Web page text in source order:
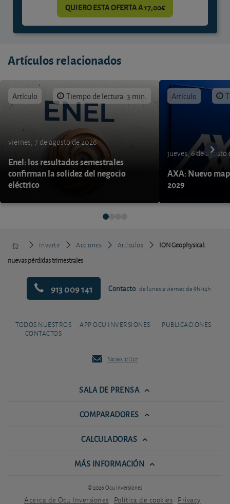
QUIERO ESTA OFERTA A 17,00€
Artículos relacionados
Artículo Tiempo de lectura: 3 min.
viernes, 7 de agosto de 2026
Enel: los resultados semestrales
confirman la solidez del negocio
eléctrico
Artículo
jueves, 6 de agosto
AXA: Nuevo
2029
Invertir Acciones Artículos
ION Geophysical:
nuevas pérdidas trimestrales
913 009 141 Contacto de lunes a viernes de 9h-14h
TODOS NUESTROS
CONTACTOS
APP OCU INVERSIONES PUBLICACIONES
Newsletter
SALA DE PRENSA
COMPARADORES
CALCULADORAS
MÁS INFORMACIÓN
© 2026 Ocu Inversiones
Acerca de Ocu Inversiones Política de cookies Privacy